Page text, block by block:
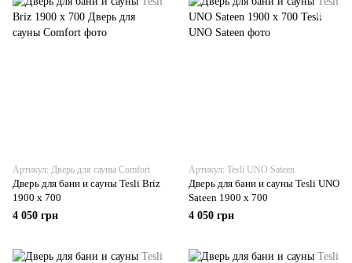
Артикул: Дверь для сауны Comfort
Дверь для бани и сауны Tesli Briz
1900 х 700
4 050 грн
Артикул: Tesli UNO Sateen
Дверь для бани и сауны Tesli UNO
Sateen 1900 х 700
4 050 грн